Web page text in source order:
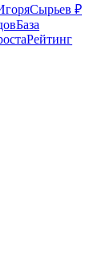
Сырьев ₽
База
Рейтинг